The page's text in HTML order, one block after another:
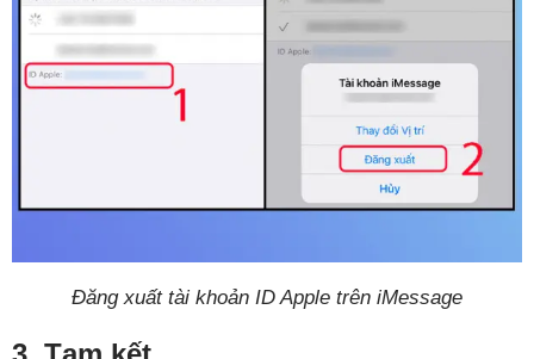
Đăng xuất tài khoản ID Apple trên iMessage